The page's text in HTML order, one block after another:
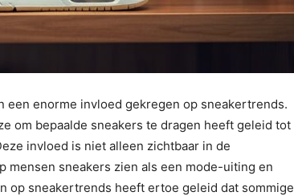
een enorme invloed gekregen op sneakertrends.
om bepaalde sneakers te dragen heeft geleid tot
invloed is niet alleen zichtbaar in de
mensen sneakers zien als een mode-uiting en
op sneakertrends heeft ertoe geleid dat sommige